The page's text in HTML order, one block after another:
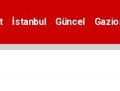
İstanbul Güncel